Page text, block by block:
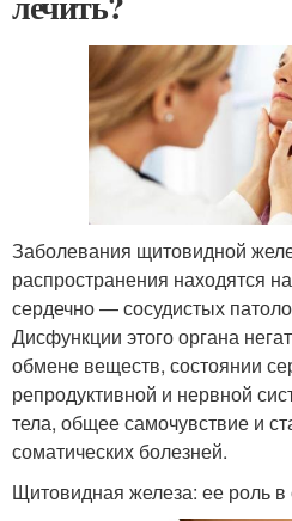
Заболевания щитовидной
распространения находятся
сердечно — сосудистых
Дисфункции этого органа
обмене веществ, состоянии
репродуктивной и нервной
тела, общее самочувствие и
соматических болезней.
Щитовидная железа: ее роль в